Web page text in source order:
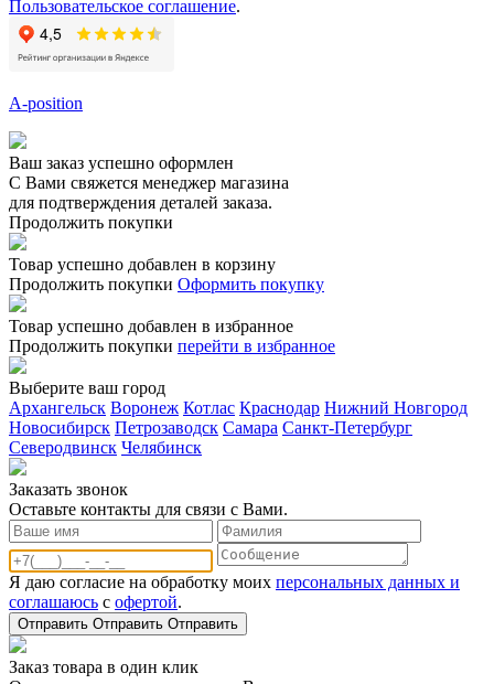
Пользовательское соглашение.
A-position
Ваш заказ успешно оформлен
С Вами свяжется менеджер магазина
для подтверждения деталей заказа.
Продолжить покупки
Товар успешно добавлен в корзину
Продолжить покупки Оформить покупку
Товар успешно добавлен в избранное
Продолжить покупки перейти в избранное
Выберите ваш город
Архангельск Воронеж Котлас Краснодар Нижний Новгород
Новосибирск Петрозаводск Самара Санкт-Петербург
Северодвинск Челябинск
Заказать звонoк
Оставьте контакты для связи с Вами.
Я даю согласие на обработку моих персональных данных и
соглашаюсь с офертой.
Отправить Отправить Отправить
Заказ товара в один клик